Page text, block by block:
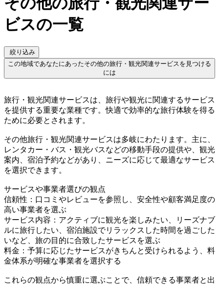
ビスの一覧
絞り込み
この地域であなたにあったその他の旅行・観光関連サービスを見つける
には
旅行・観光関連サービスは、旅行や観光に関連するサービス
を提供する重要な業種です。快適で効率的な旅行体験を得る
ために必要とされます。
その他旅行・観光関連サービスは多岐にわたります。主に、
レンタカー・バス・観光バスなどの移動手段の提供や、観光
案内、宿泊予約などがあり、ニーズに応じて最適なサービス
を選択できます。
サービスや事業者選びの観点
信頼性：口コミやレビューを参照し、安全性や顧客満足度の
高い事業者を選ぶ
サービス内容：アクティブに観光を楽しみたい、リーズナブ
ルに旅行したい、宿泊施設でリラックスした時間を過ごした
いなど、旅の目的に合致したサービスを選ぶ
料金：予算に応じたサービスがきちんと受けられるよう、料
金体系が明確な事業者を選択する
これらの観点から慎重に選ぶことで、信頼できる事業者と出